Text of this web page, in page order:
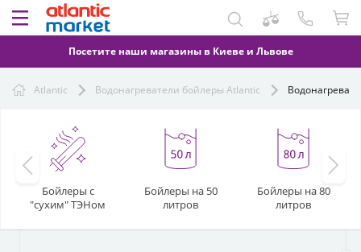
Посетите наши магазины в Киеве и Львове
Atlantic Водонагреватели бойлеры Atlantic
Бойлеры с
"сухим" ТЭНом
Бойлеры на 50
литров
Бойлеры на 80
литров